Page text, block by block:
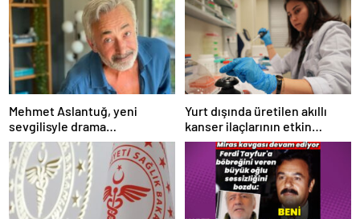
Mehmet Aslantuğ, yeni
sevgilisyle drama
çalışmalarında tanıştı –
Magazin haberleri
Yurt dışında üretilen akıllı
kanser ilaçlarının etkin
maddesi yerli imkanlarla
geliştirildi | Sağlık Haberleri